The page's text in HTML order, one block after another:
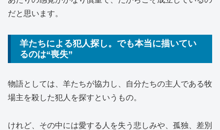
だと思います。
羊たちによる犯人探し。でも本当に描いてい
るのは“喪失”
物語としては、羊たちが協力し、自分たちの主人である牧
場主を殺した犯人を探すというもの。
けれど、その中には愛する人を失う悲しみや、孤独、差別